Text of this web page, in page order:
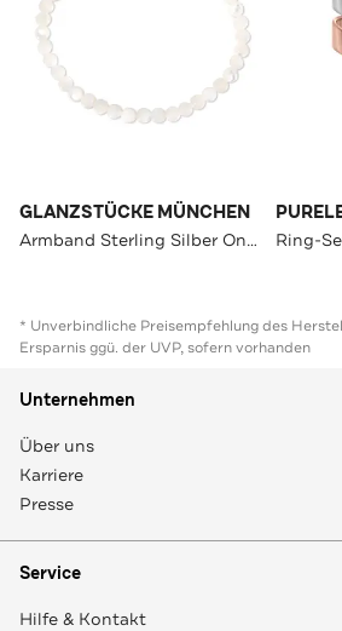
GLANZSTÜCKE MÜNCHEN
Armband Sterling Silber OneColor Ring-
* Unverbindliche Preisempfehlung des
Ersparnis ggü. der UVP, sofern vorhanden
Unternehmen
Über uns
Karriere
Presse
Service
Hilfe & Kontakt